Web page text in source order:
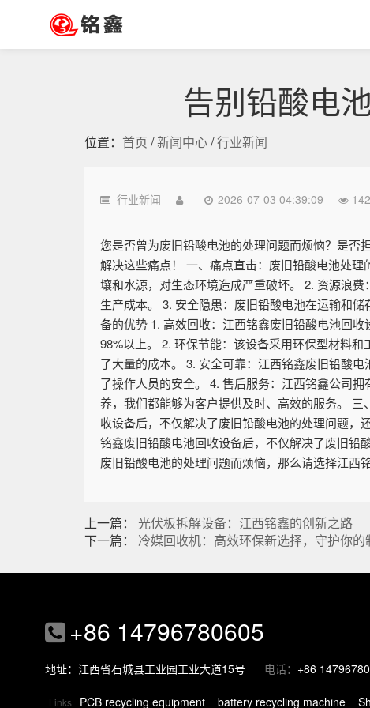
告别铅酸电
位置： 首页 /新闻中心/行业新闻
行业新闻 2026-07-03 04:39:09 142
您是否曾为废旧铅酸电池的处理问题而烦恼？是否
解决这些痛点！ 一、痛点直击：废旧铅酸电池处
壤和水源，对生态环境造成严重破坏。 2. 资源浪
生产成本。 3. 安全隐患：废旧铅酸电池在运输和
备的优势 1. 高效回收：江西铭鑫废旧铅酸电池回
98%以上。 2. 环保节能：该设备采用环保型材料
了大量的成本。 3. 安全可靠：江西铭鑫废旧铅酸
了操作人员的安全。 4. 售后服务：江西铭鑫公司
养，我们都能够为客户提供及时、高效的服务。
收设备后，不仅解决了废旧铅酸电池的处理问题，
铭鑫废旧铅酸电池回收设备后，不仅解决了废旧铅
废旧铅酸电池的处理问题而烦恼，那么请选择江西
上一篇： 光伏板拆解设备：江西铭鑫的创新之路
下一篇： 冷媒回收机：高效环保新选择，守护你的
+86 14796780605
地址：江西省石城县工业园工业大道15号 电话： +86
Links PCB recycling equipment battery recycling machine